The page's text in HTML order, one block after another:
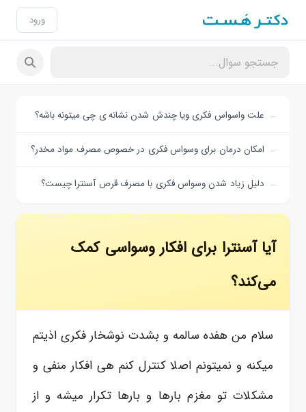
ورود
علت واسواس فکری ویا چندش شدن نشانه ی چی میتونه باشه؟
امکان درمان برای وسواس فکری در خصوص مصرف مواد مخدر؟
دلیل زیاد شدن وسواس فکری با مصرف قرص آسنترا چیست؟
آیا آسنترا برای افکار وسواسی کمک
می‌کند؟
سلام من هفده سالمه و بشدت نوشخار فکری اذیتم
میکنه و نمیتونم اصلا کنترل کنم هی افکار منفی و
مشکلات تو مغزم بارها و بارها تکرار میشه و از